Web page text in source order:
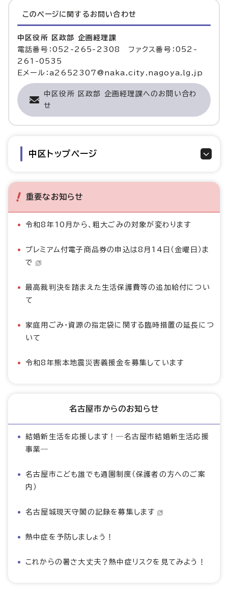
このページに関する お問い合わせ
中区役所 区政部 企画経理課
電話番号：052-265-2308 ファクス番号：052-
261-0535
Eメール：a2652307@naka.city.nagoya.lg.jp
中区役所 区政部 企画経理課へのお問い合わ
せ
中区トップページ
重要なお知らせ
令和8年10月から、粗大ごみの対象が変わります
プレミアム付電子商品券の申込は8月14日（金曜日）ま
で
最高裁判決を踏まえた生活保護費等の追加給付につい
て
家庭用ごみ・資源の指定袋に関する臨時措置の延長につ
いて
令和8年熊本地震災害義援金を募集しています
名古屋市からのお知らせ
結婚新生活を応援します！―名古屋市結婚新生活応援
事業―
名古屋市こども誰でも通園制度（保護者の方へのご案
内）
名古屋城現天守閣の記録を募集します
熱中症を予防しましょう！
これからの暑さ大丈夫？熱中症リスクを見てみよう！